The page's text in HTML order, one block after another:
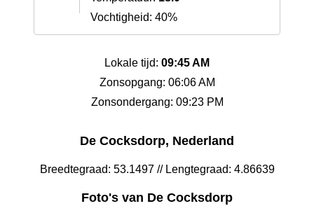
Vochtigheid: 40%
Lokale tijd: 09:45 AM
Zonsopgang: 06:06 AM
Zonsondergang: 09:23 PM
De Cocksdorp, Nederland
Breedtegraad: 53.1497 // Lengtegraad: 4.86639
Foto's van De Cocksdorp